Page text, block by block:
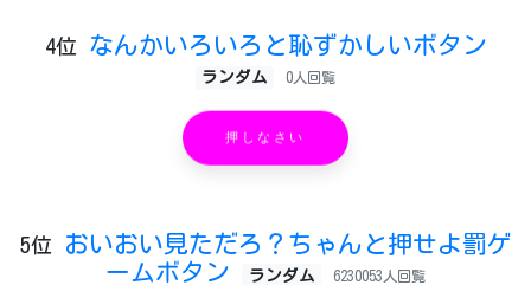
4位 なんかいろいろと恥ずかしいボタン
ランダム 0人回覧
押しなさい
5位
おいおい見ただろ？ちゃんと押せよ罰ゲ
ームボタン
ランダム 6230053人回覧